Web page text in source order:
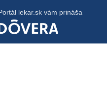
lekar.sk vám prináša